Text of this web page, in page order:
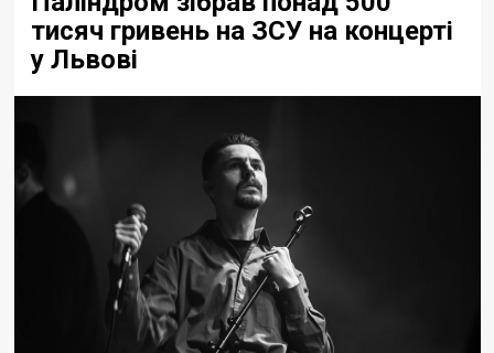
тисяч гривень на ЗСУ на концерті
у Львові